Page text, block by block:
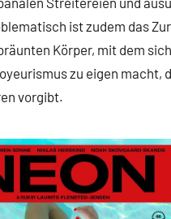
ist zudem das
Körper, mit dem
zu eigen macht,
vorgibt.